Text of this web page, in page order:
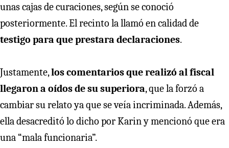
unas cajas de curaciones, según se conoció
posteriormente. El recinto la llamó en calidad de
testigo para que prestara declaraciones.
Justamente,los comentarios que realizó al fiscal
llegaron a oídos de su superiora, que la forzó a
cambiar su relato ya que se veía incriminada. Además,
ella desacreditó lo dicho por Karin y mencionó que era
una “mala funcionaria”.